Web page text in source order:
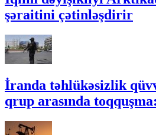
şəraitini çətinləşdirir
İranda təhlükəsizlik
qrup arasında toqquşma: